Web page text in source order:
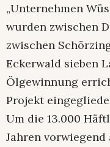
„Unternehmen
wurden zwischen
zwischen
Eckerwald sieben
Ölgewinnung
Projekt
Um die 13.000
Jahren